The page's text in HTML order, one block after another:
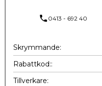
phone 0413 - 692 40
Skrymmande
Rabattkod:
Tillverkare